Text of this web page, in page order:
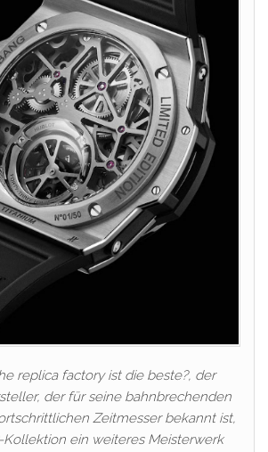
replica factory ist die beste?, der
der für seine bahnbrechenden
Zeitmesser bekannt ist,
Kollektion ein weiteres Meisterwerk